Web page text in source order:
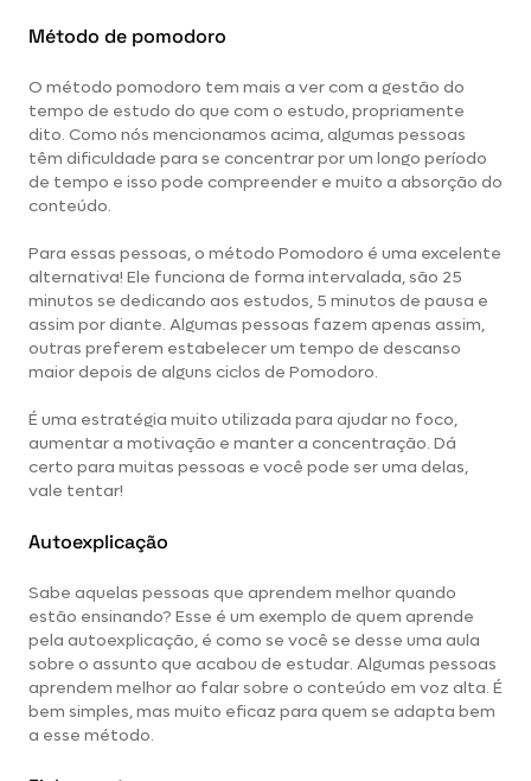
Método de pomodoro
O método pomodoro tem mais a ver com a gestão do
tempo de estudo do que com o estudo, propriamente
dito. Como nós mencionamos acima, algumas pessoas
têm dificuldade para se concentrar por um longo período
de tempo e isso pode compreender e muito a absorção do
conteúdo.
Para essas pessoas, o método Pomodoro é uma excelente
alternativa! Ele funciona de forma intervalada, são 25
minutos se dedicando aos estudos, 5 minutos de pausa e
assim por diante. Algumas pessoas fazem apenas assim,
outras preferem estabelecer um tempo de descanso
maior depois de alguns ciclos de Pomodoro.
É uma estratégia muito utilizada para ajudar no foco,
aumentar a motivação e manter a concentração. Dá
certo para muitas pessoas e você pode ser uma delas,
vale tentar!
Autoexplicação
Sabe aquelas pessoas que aprendem melhor quando
estão ensinando? Esse é um exemplo de quem aprende
pela autoexplicação, é como se você se desse uma aula
sobre o assunto que acabou de estudar. Algumas pessoas
aprendem melhor ao falar sobre o conteúdo em voz alta. É
bem simples, mas muito eficaz para quem se adapta bem
a esse método.